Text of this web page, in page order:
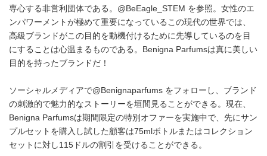
専心する非営利団体である。@BeEagle_STEM を参照。女性のエ
ンパワーメントが極めて重要になっているこの現代の世界では、
高級ブランドがこの目的を動機付けるために先導しているのを目
にすることは心温まるものである。Benigna Parfumsは真に美しい
目的を持ったブランドだ！
ソーシャルメディアで@Benignaparfums をフォローし、ブランド
の刺激的で魅力的なストーリーを垣間見ることができる。現在、
Benigna Parfumsは期間限定の特別オファーを実施中で、先にサン
プルセットを購入し試した顧客は75mlボトルまたはコレクション
セットに対し115ドルの割引を受けることができる。